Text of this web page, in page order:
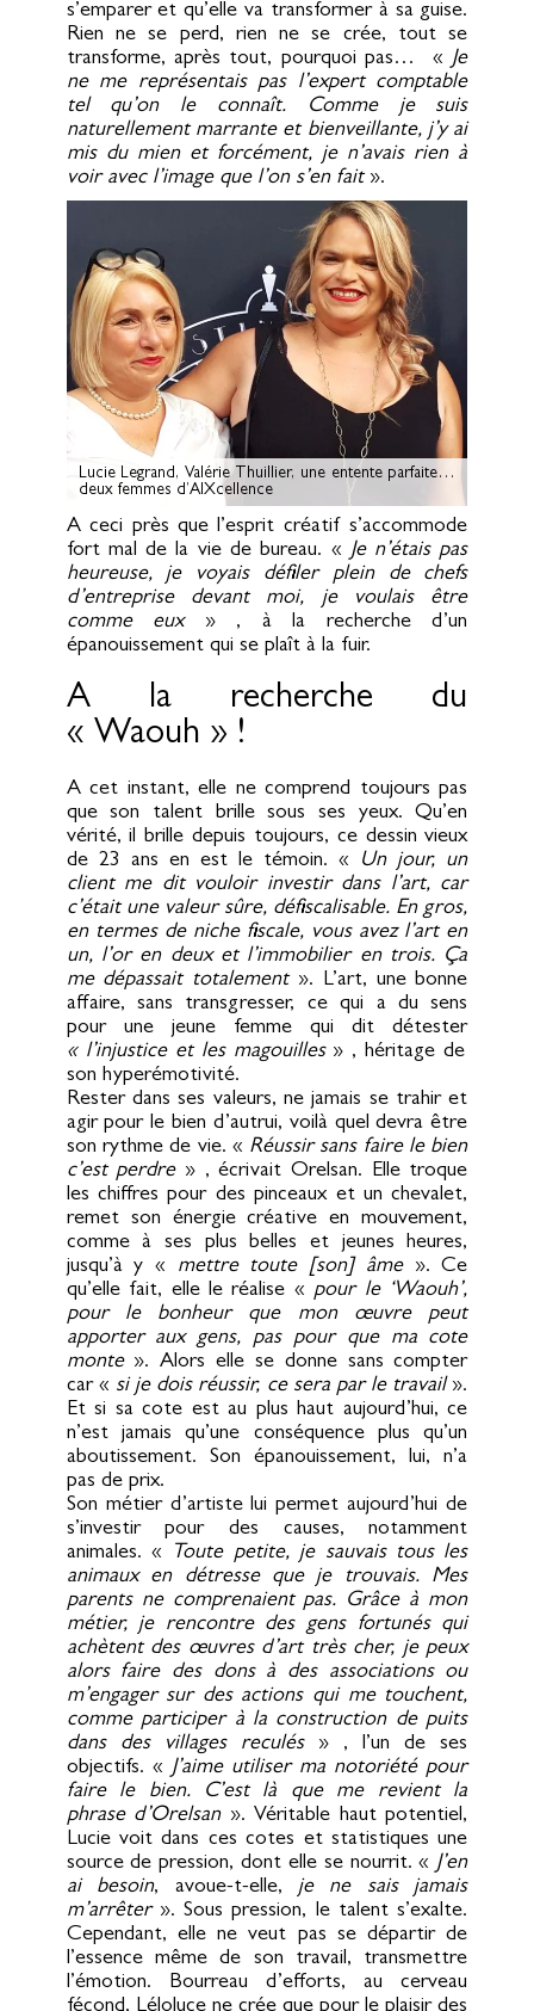
s’emparer et qu’elle va transformer à sa guise.
Rien ne se perd, rien ne se crée, tout se
transforme, après tout, pourquoi pas… «Je
ne me représentais pas l’expert comptable
tel qu’on le connaît. Comme je suis
naturellement marrante et bienveillante, j’y ai
mis du mien et forcément, je n’avais rien à
voir avec l’image que l’on s’en fait».
Lucie Legrand, Valérie Thuillier, une entente parfaite…
deux femmes d’AIXcellence
A ceci près que l’esprit créatif s’accommode
fort mal de la vie de bureau. « Je n’étais pas
heureuse, je voyais défiler plein de chefs
d’entreprise devant moi, je voulais être
comme eux» , à la recherche d’un
épanouissement qui se plaît à la fuir.
A la recherche du
« Waouh » !
A cet instant, elle ne comprend toujours pas
que son talent brille sous ses yeux. Qu’en
vérité, il brille depuis toujours, ce dessin vieux
de 23 ans en est le témoin. «
Un jour, un
client me dit vouloir investir dans l’art, car
c’était une valeur sûre, défiscalisable. En gros,
en termes de niche fiscale, vous avez l’art en
un, l’or en deux et l’immobilier en trois. Ça
me dépassait totalement». L’art, une bonne
affaire, sans transgresser, ce qui a du sens
pour une jeune femme qui dit détester
« l’injustice et les magouilles» , héritage de
son hyperémotivité.
Rester dans ses valeurs, ne jamais se trahir et
agir pour le bien d’autrui, voilà quel devra être
son rythme de vie. « Réussir sans faire le bien
c’est perdre» , écrivait Orelsan. Elle troque
les chiffres pour des pinceaux et un chevalet,
remet son énergie créative en mouvement,
comme à ses plus belles et jeunes heures,
jusqu’à y « mettre toute [son] âme». Ce
qu’elle fait, elle le réalise «pour le ‘Waouh’,
pour le bonheur que mon œuvre peut
apporter aux gens, pas pour que ma cote
monte». Alors elle se donne sans compter
car « si je dois réussir, ce sera par le travail».
Et si sa cote est au plus haut aujourd’hui, ce
n’est jamais qu’une conséquence plus qu’un
aboutissement. Son épanouissement, lui, n’a
pas de prix.
Son métier d’artiste lui permet aujourd’hui de
s’investir pour des causes, notamment
animales. «
Toute petite, je sauvais tous les
animaux en détresse que je trouvais. Mes
parents ne comprenaient pas. Grâce à mon
métier, je rencontre des gens fortunés qui
achètent des œuvres d’art très cher, je peux
alors faire des dons à des associations ou
m’engager sur des actions qui me touchent,
comme participer à la construction de puits
dans des villages reculés» , l’un de ses
objectifs. « J’aime utiliser ma notoriété pour
faire le bien. C’est là que me revient la
phrase d’Orelsan». Véritable haut potentiel,
Lucie voit dans ces cotes et statistiques une
source de pression, dont elle se nourrit. «J’en
ai besoin, avoue-t-elle, je ne sais jamais
m’arrêter». Sous pression, le talent s’exalte.
Cependant, elle ne veut pas se départir de
l’essence même de son travail, transmettre
l’émotion. Bourreau d’efforts, au cerveau